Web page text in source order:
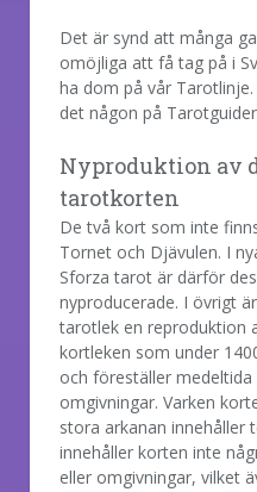
Det är synd att många
omöjliga att få tag på i
ha dom på vår
det någon på
Nyproduktion av
tarotkorten
De två kort som inte
Tornet och Djävulen. I
Sforza tarot är därför
nyproducerade. I övrigt
tarotlek en reproduktion
kortleken som under
och föreställer
omgivningar. Varken
stora arkanan innehåller
innehåller korten inte
eller omgivningar, vilket